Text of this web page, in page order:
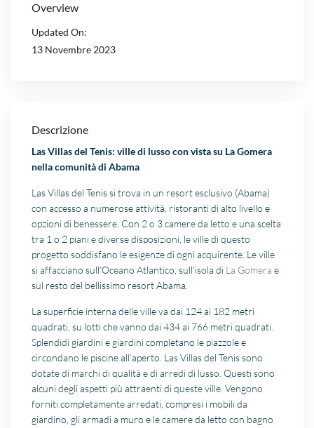
Overview
Updated On:
13 Novembre 2023
Descrizione
Las Villas del Tenis: ville di lusso con vista su La Gomera
nella comunità di Abama
Las Villas del Tenis si trova in un resort esclusivo (Abama)
con accesso a numerose attività, ristoranti di alto livello e
opzioni di benessere. Con 2 o 3 camere da letto e una scelta
tra 1 o 2 piani e diverse disposizioni, le ville di questo
progetto soddisfano le esigenze di ogni acquirente. Le ville
si affacciano sull’Oceano Atlantico, sull’isola di La Gomera e
sul resto del bellissimo resort Abama.
La superficie interna delle ville va dai 124 ai 182 metri
quadrati, su lotti che vanno dai 434 ai 766 metri quadrati.
Splendidi giardini e giardini completano le piazzole e
circondano le piscine all’aperto. Las Villas del Tenis sono
dotate di marchi di qualità e di arredi di lusso. Questi sono
alcuni degli aspetti più attraenti di queste ville. Vengono
forniti completamente arredati, compresi i mobili da
giardino, gli armadi a muro e le camere da letto con bagno